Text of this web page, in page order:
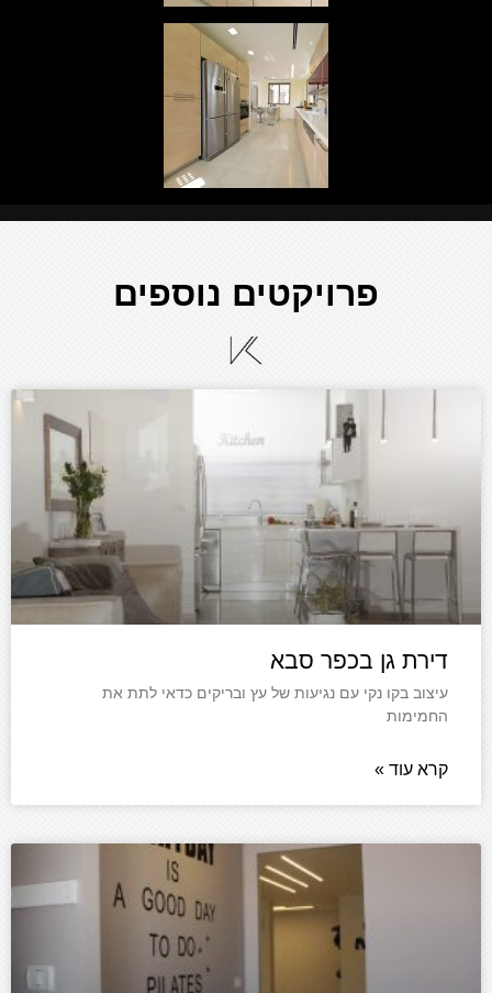
פרויקטים נוספים
דירת גן בכפר סבא
עיצוב בקו נקי עם נגיעות של עץ ובריקים כדאי לתת את
החמימות
קרא עוד »